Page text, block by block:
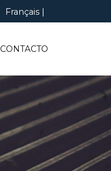
Français
CONTACTO